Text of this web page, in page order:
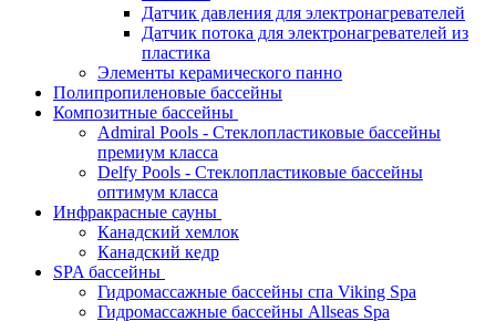
Датчик давления для электронагревателей
Датчик потока для электронагревателей из
пластика
Элементы керамического панно
Полипропиленовые бассейны
Композитные бассейны
Admiral Pools - Стеклопластиковые бассейны
премиум класса
Delfy Pools - Стеклопластиковые бассейны
оптимум класса
Инфракрасные сауны
Канадский хемлок
Канадский кедр
SPA бассейны
Гидромассажные бассейны спа Viking Spa
Гидромассажные бассейны Allseas Spa